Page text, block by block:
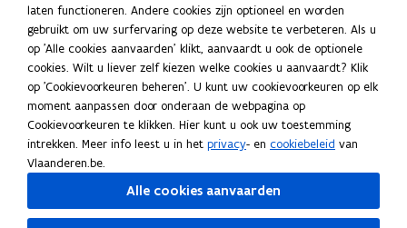
Taaladviezen
Spellingregels
Tips voor duidelijke taal
Bekijk ook
Spellingtests
Boek- en webwijzer
laten functioneren. Andere cookies zijn optioneel en worden
gebruikt om uw surfervaring op deze website te verbeteren. Als u
op 'Alle cookies aanvaarden' klikt, aanvaardt u ook de optionele
cookies. Wilt u liever zelf kiezen welke cookies u aanvaardt? Klik
op 'Cookievoorkeuren beheren'. U kunt uw cookievoorkeuren op elk
moment aanpassen door onderaan de webpagina op
Cookievoorkeuren te klikken. Hier kunt u ook uw toestemming
intrekken. Meer info leest u in het privacy- en cookiebeleid van
Vlaanderen.be.
Alle cookies aanvaarden